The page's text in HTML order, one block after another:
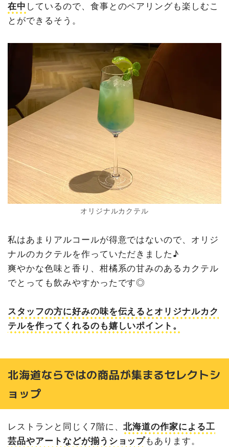
在中 しているので、食事とのペアリングも楽しむこ
とができるそう。
オリジナルカクテル
私はあまりアルコールが得意ではないので、オリジ
ナルのカクテルを作っていただきました♪
爽やかな色味と香り、柑橘系の甘みのあるカクテル
でとっても飲みやすかったです◎
スタッフの方に好みの味を伝えるとオリジナルカク
テルを作ってくれるのも嬉しいポイント。
北海道ならではの商品が集まるセレクトシ
ョップ
レストランと同じく7階に、北海道の作家による工
芸品やアートなどが揃うショップもあります。